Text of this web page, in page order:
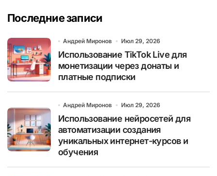
Последние записи
Андрей Миронов Июл 29, 2026
Использование TikTok Live для
монетизации через донаты и
платные подписки
Андрей Миронов Июл 29, 2026
Использование нейросетей для
автоматизации создания
уникальных интернет-курсов и
обучения